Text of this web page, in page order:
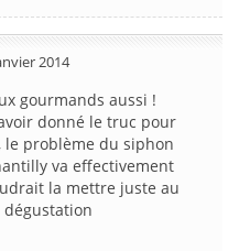
2014
gourmands aussi !
donné le truc pour
le problème du siphon
va effectivement
la mettre juste au